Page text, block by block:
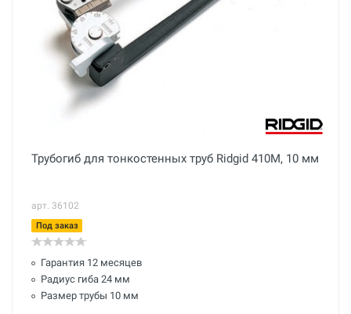
Трубогиб для тонкостенных труб Ridgid 410M, 10 мм
арт. 36102
Под заказ
Гарантия 12 месяцев
Радиус гиба 24 мм
Размер трубы 10 мм